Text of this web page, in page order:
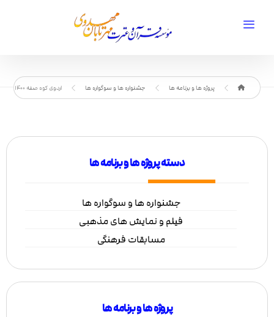
پروژه ها و برنامه ها جشنواره ها و سوگواره ها اردوی کوه صفه 1400
دسته پروژه ها و برنامه ها
جشنواره ها و سوگواره ها
فیلم و نمایش های مذهبی
مسابقات فرهنگی
پروژه ها و برنامه ها